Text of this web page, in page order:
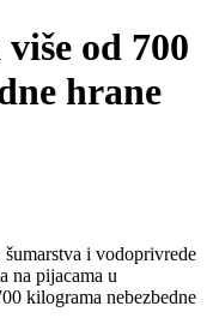
od 700
hrane
i vodoprivrede
na pijacama u
kilograma nebezbedne